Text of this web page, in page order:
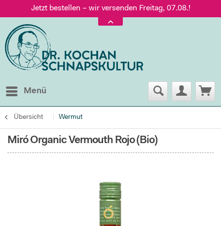
Jetzt bestellen – wir versenden Freitag, 07.08.!
Versand nur 5,60 €, gratis ab 95 € Warenwert
Jetzt bestellen – wir versenden Freitag, 07.08.!
Menü
Übersicht Wermut
Miró Organic Vermouth Rojo (Bio)